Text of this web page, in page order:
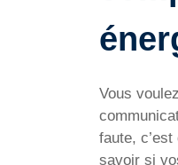
Vous
faute,
savoir si